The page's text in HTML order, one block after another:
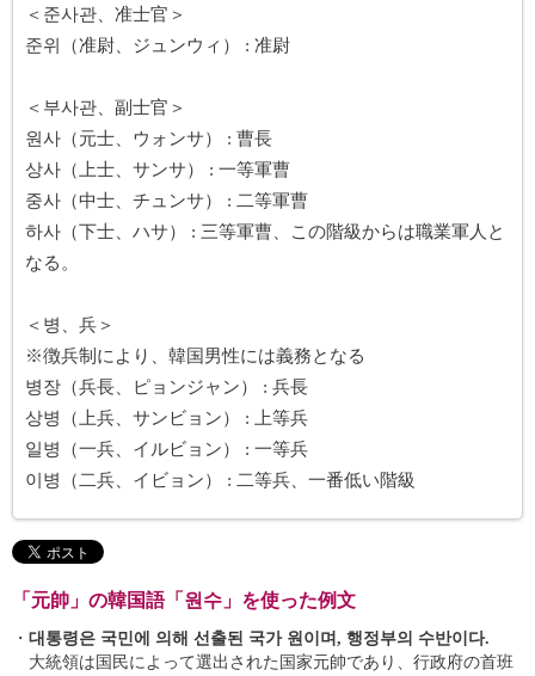
＜준사관、准士官＞
준위（准尉、ジュンウィ） : 准尉
＜부사관、副士官＞
원사（元士、ウォンサ） : 曹長
상사（上士、サンサ） : 一等軍曹
중사（中士、チュンサ） : 二等軍曹
하사（下士、ハサ） : 三等軍曹、この階級からは職業軍人と
なる。
＜병、兵＞
※徴兵制により、韓国男性には義務となる
병장（兵長、ピョンジャン） : 兵長
상병（上兵、サンビョン） : 上等兵
일병（一兵、イルビョン） : 一等兵
이병（二兵、イビョン） : 二等兵、一番低い階級
「元帥」の韓国語「원수」を使った例文
・ 대통령은 국민에 의해 선출된 국가 원이며, 행정부의 수반이다.
大統領は国民によって選出された国家元帥であり、行政府の首班